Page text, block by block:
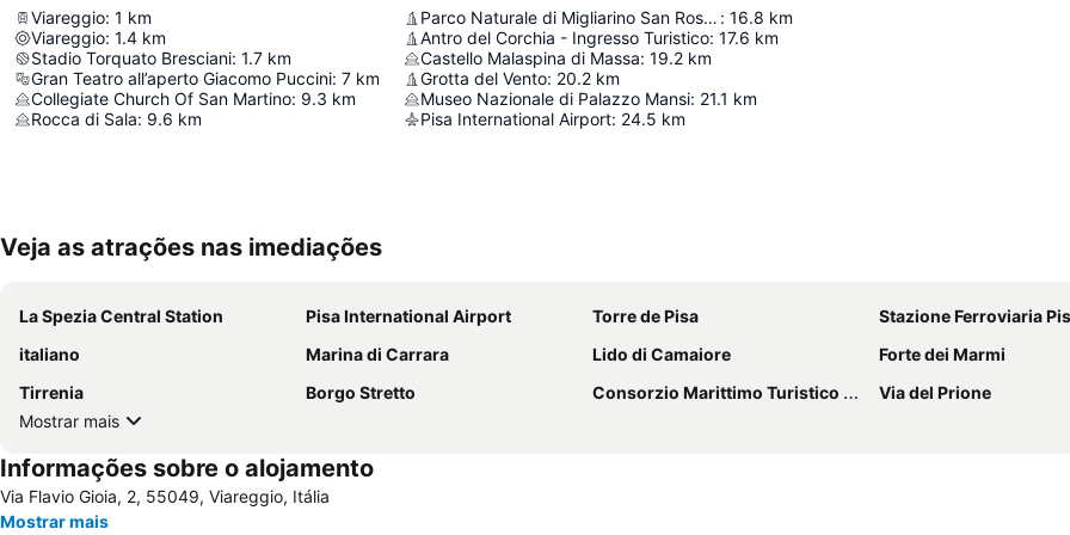
Viareggio: 1 km
Viareggio: 1.4 km
Stadio Torquato Bresciani: 1.7 km
Gran Teatro all’aperto Giacomo Puccini: 7 km
Collegiate Church Of San Martino: 9.3 km
Rocca di Sala: 9.6 km
Parco Naturale di Migliarino San Rossore Massaciuccoli : 16.8 km
Antro del Corchia - Ingresso Turistico: 17.6 km
Castello Malaspina di Massa: 19.2 km
Grotta del Vento: 20.2 km
Museo Nazionale di Palazzo Mansi: 21.1 km
Pisa International Airport: 24.5 km
Veja as atrações nas imediações
La Spezia Central Station Pisa International Airport Torre de Pisa
Stazione Ferroviaria Pisa
italiano
Marina di Carrara Lido di Camaiore
Forte dei Marmi
Tirrenia
Borgo Stretto Consorzio Marittimo Turistico - 5 terre - Golfo dei Poeti
Via del Prione
Mostrar mais
Informações sobre o alojamento
Via Flavio Gioia, 2, 55049, Viareggio, Itália
Mostrar mais